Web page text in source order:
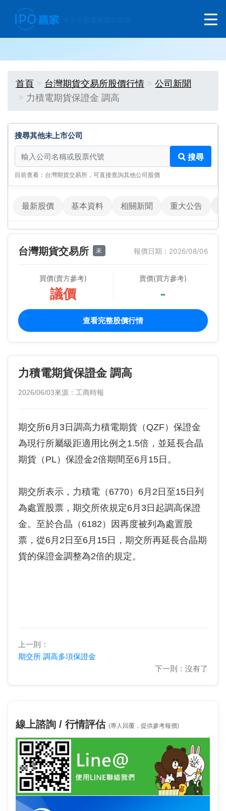
首頁 台灣期貨交易所股價行情
公司新聞
力積電期貨保證金 調高
搜尋其他未上市公司
搜尋其他未上市公司
搜尋
目前查看：台灣期貨交易所，可直接查詢其他公司股價
最新股價 基本資料 相關新聞 重大公告
台灣期貨交易所 未 報價日期：2026/08/06
買價(賣方參考)
議價
賣價(買方參考)
-
查看完整股價行情
力積電期貨保證金 調高
2026/06/03來源：工商時報
期交所6月3日調高力積電期貨（QZF）保證金
為現行所屬級距適用比例之1.5倍，並延長合晶
期貨（PL）保證金2倍期間至6月15日。
期交所表示，力積電（6770）6月2日至15日列
為處置股票，期交所依規定6月3日起調高保證
金。至於合晶（6182）因再度被列為處置股
票，從6月2日至6月15日，期交所再延長合晶期
貨的保證金調整為2倍的規定。
上一則：
期交所 調高多項保證金
下一則：沒有了
線上諮詢 / 行情評估 (專人回覆，提供參考報價)